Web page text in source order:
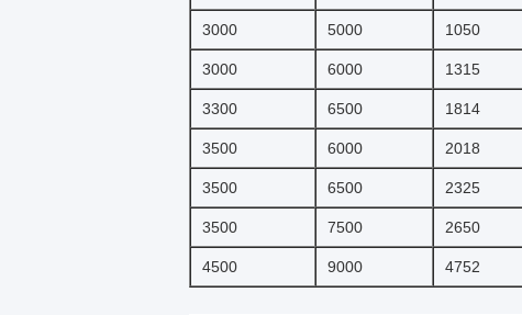
3000 5000 1050
3000 6000 1315
3300 6500 1814
3500 6000 2018
3500 6500 2325
3500 7500 2650
4500 9000 4752